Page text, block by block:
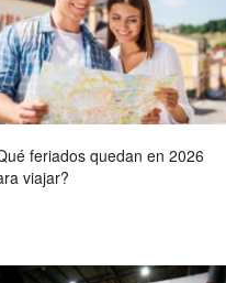
feriados quedan en 2026
viajar?